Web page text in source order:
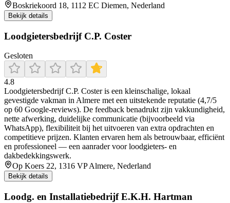
Boskriekoord 18, 1112 EC Diemen, Nederland
Bekijk details
Loodgietersbedrijf C.P. Coster
Gesloten
4.8
Loodgietersbedrijf C.P. Coster is een kleinschalige, lokaal
gevestigde vakman in Almere met een uitstekende reputatie (4,7/5
op 60 Google-reviews). De feedback benadrukt zijn vakkundigheid,
nette afwerking, duidelijke communicatie (bijvoorbeeld via
WhatsApp), flexibiliteit bij het uitvoeren van extra opdrachten en
competitieve prijzen. Klanten ervaren hem als betrouwbaar, efficiënt
en professioneel — een aanrader voor loodgieters- en
dakbedekkingswerk.
Op Koers 22, 1316 VP Almere, Nederland
Bekijk details
Loodg. en Installatiebedrijf E.K.H. Hartman